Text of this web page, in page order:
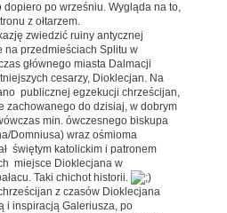
po wrześniu. Wygląda na to,
z ołtarzem.
zwiedzić ruiny antycznej
na przedmieściach Splitu w
głównego miasta Dalmacji
cesarzy, Dioklecjan. Na
publicznej egzekucji chrześcijan,
zachowanego do dzisiaj, w dobrym
min. ówczesnego biskupa
Domniusa) wraz ośmioma
świętym katolickim i patronem
miejsce Dioklecjana w
Taki chichot historii.
z czasów Dioklecjana
i inspiracją Galeriusza, po